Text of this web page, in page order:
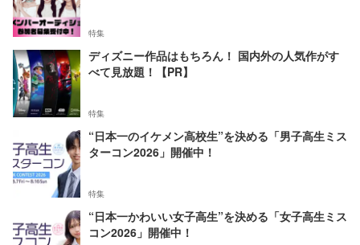
特集
ディズニー作品はもちろん！ 国内外の人気作がす
べて見放題！【PR】
特集
“日本一のイケメン高校生”を決める「男子高生ミス
ターコン2026」開催中！
特集
“日本一かわいい女子高生”を決める「女子高生ミス
コン2026」開催中！